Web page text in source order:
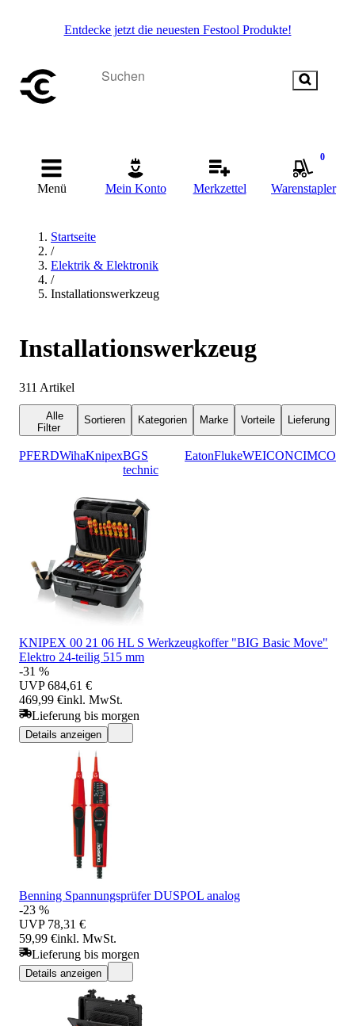
Entdecke jetzt die neuesten Festool Produkte!
Menü Mein Konto Merkzettel
0
Warenstapler
Startseite
/
Elektrik & Elektronik
/
Installationswerkzeug
Installationswerkzeug
311 Artikel
Alle
Filter
Sortieren Kategorien Marke Vorteile Lieferung
PFERDWihaKnipexBGS
technic
EatonFlukeWEICONCIMCO
KNIPEX 00 21 06 HL S Werkzeugkoffer "BIG Basic Move"
Elektro 24-teilig 515 mm
-31 %
UVP 684,61 €
469,99 €inkl. MwSt.
Lieferung bis morgen
Details anzeigen
Benning Spannungsprüfer DUSPOL analog
-23 %
UVP 78,31 €
59,99 €inkl. MwSt.
Lieferung bis morgen
Details anzeigen